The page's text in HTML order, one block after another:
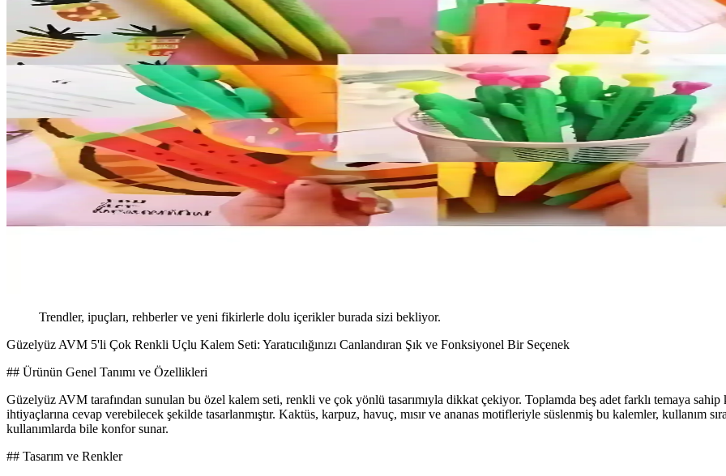
Trendler, ipuçları, rehberler ve yeni fikirlerle dolu içerikler burada sizi bekliyor.
Güzelyüz AVM 5'li Çok Renkli Uçlu Kalem Seti: Yaratıcılığınızı Canlandıran Şık ve Fonksiyonel Bir Seçenek
## Ürünün Genel Tanımı ve Özellikleri
Güzelyüz AVM tarafından sunulan bu özel kalem seti, renkli ve çok yönlü tasarımıyla dikkat çekiyor. Toplamda beş adet farklı temaya
ihtiyaçlarına cevap verebilecek şekilde tasarlanmıştır. Kaktüs, karpuz, havuç, mısır ve ananas motifleriyle süslenmiş bu kalemler, kullanım
kullanımlarda bile konfor sunar.
## Tasarım ve Renkler